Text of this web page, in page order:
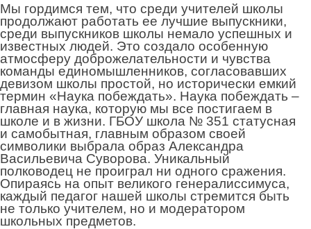
Мы гордимся тем, что среди учителей школы
продолжают работать ее лучшие выпускники,
среди выпускников школы немало успешных и
известных людей. Это создало особенную
атмосферу доброжелательности и чувства
команды единомышленников, согласовавших
девизом школы простой, но исторически емкий
термин «Наука побеждать». Наука побеждать –
главная наука, которую мы все постигаем в
школе и в жизни. ГБОУ школа № 351 статусная
и самобытная, главным образом своей
символики выбрала образ Александра
Васильевича Суворова. Уникальный
полководец не проиграл ни одного сражения.
Опираясь на опыт великого генералиссимуса,
каждый педагог нашей школы стремится быть
не только учителем, но и модератором
школьных предметов.